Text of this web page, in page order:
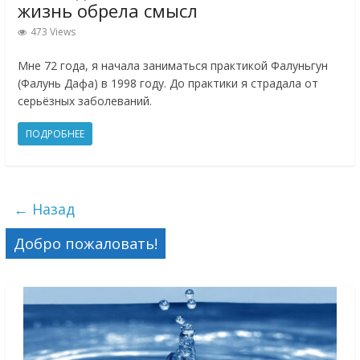
жизнь обрела смысл
473 Views
Мне 72 года, я начала заниматься практикой Фалуньгун
(Фалунь Дафа) в 1998 году. До практики я страдала от
серьёзных заболеваний.
ПОДРОБНЕЕ
← Назад
Добро пожаловать!